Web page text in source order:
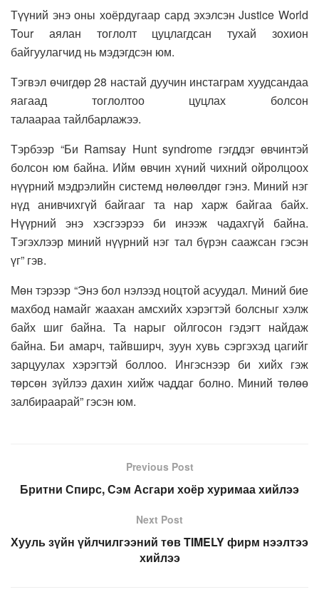
Түүний энэ оны хоёрдугаар сард эхэлсэн Justice World
Tour аялан тоглолт цуцлагдсан тухай зохион
байгуулагчид нь мэдэгдсэн юм.
Тэгвэл өчигдөр 28 настай дуучин инстаграм хуудсандаа
яагаад тоглолтоо цуцлах болсон
талаараа тайлбарлажээ.
Тэрбээр “Би Ramsay Hunt syndrome гэгддэг өвчинтэй
болсон юм байна. Ийм өвчин хүний чихний ойролцоох
нүүрний мэдрэлийн системд нөлөөлдөг гэнэ. Миний нэг
нүд анивчихгүй байгааг та нар харж байгаа байх.
Нүүрний энэ хэсгээрээ би инээж чадахгүй байна.
Тэгэхлээр миний нүүрний нэг тал бүрэн саажсан гэсэн
үг” гэв.
Мөн тэрээр “Энэ бол нэлээд ноцтой асуудал. Миний бие
махбод намайг жаахан амсхийх хэрэгтэй болсныг хэлж
байх шиг байна. Та нарыг ойлгосон гэдэгт найдаж
байна. Би амарч, тайвширч, зуун хувь сэргэхэд цагийг
зарцуулах хэрэгтэй боллоо. Ингэснээр би хийх гэж
төрсөн зүйлээ дахин хийж чаддаг болно. Миний төлөө
залбираарай” гэсэн юм.
Previous Post
Бритни Спирс, Сэм Асгари хоёр хуримаа хийлээ
Next Post
Хууль зүйн үйлчилгээний төв TIMELY фирм нээлтээ
хийлээ